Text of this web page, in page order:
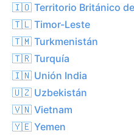
🇮🇴 Territorio Británico
🇹🇱 Timor-Leste
🇹🇲 Turkmenistán
🇹🇷 Turquía
🇮🇳 Unión India
🇺🇿 Uzbekistán
🇻🇳 Vietnam
🇾🇪 Yemen